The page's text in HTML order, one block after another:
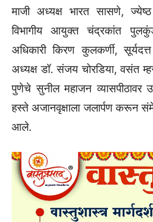
माजी अध्यक्ष भारत सासणे,
विभागीय आयुक्त चंद्रकांत
अधिकारी किरण कुलकर्णी,
अध्यक्ष डॉ. संजय चोरडिया, वसंत
पुणेचे सुनील महाजन व्यासपीठावर
हस्ते अजानवृक्षाला जलार्पण करून
आले.